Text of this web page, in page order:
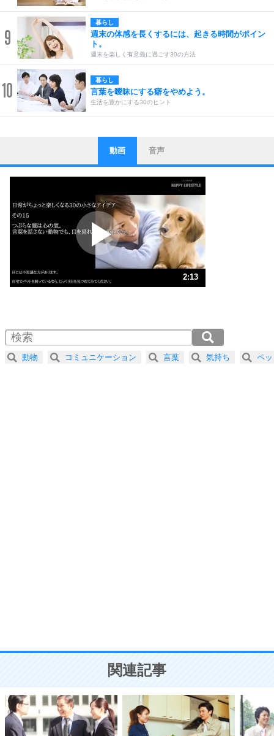
9
暮らし
週末の体感を長くするには、起きる時間がポイン
ト。
週末を楽しく有意義に過ごす30の方法
10 暮らし
言葉を曖昧にする癖をやめよう。
生活を豊かにする30のヒント
1
ストレス対策
他人と比べない。
いっそのこと、他人を見ない。
いらいらしない人になる30の方法
プラス思考
ポジティブになれない原因は、行動しないから。
ポジティブ思考になる30の方法
ストレス対策
人生、なんとかなるもの。
気楽に生きる30の方法
4 器の大きい人は、怒りを優しさで表現する。
ことが大切。
動画 音声
2:13
2.0倍速 （262KB 1分6秒）
2.5倍速 （210KB 53秒）
3.0倍速 （175KB 44秒）
動物 コミュニケーション 言葉 気持ち ペ
関連記事